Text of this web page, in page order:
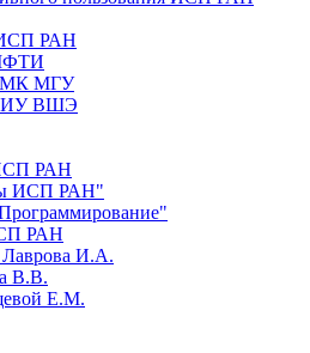
ИСП РАН
МГУ
ВШЭ
РАН
ИСП РАН"
РАН
Лаврова И.А.
В.В.
Е.М.